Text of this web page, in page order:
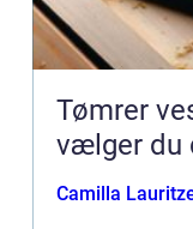
Tømrer
vælger du
Camilla